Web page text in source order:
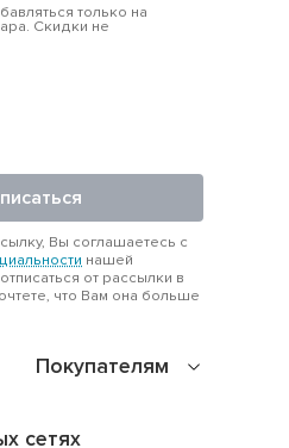
Покупателям
только на
Скидки не
Вы соглашаетесь с
нашей
от рассылки в
что Вам она больше
сетях